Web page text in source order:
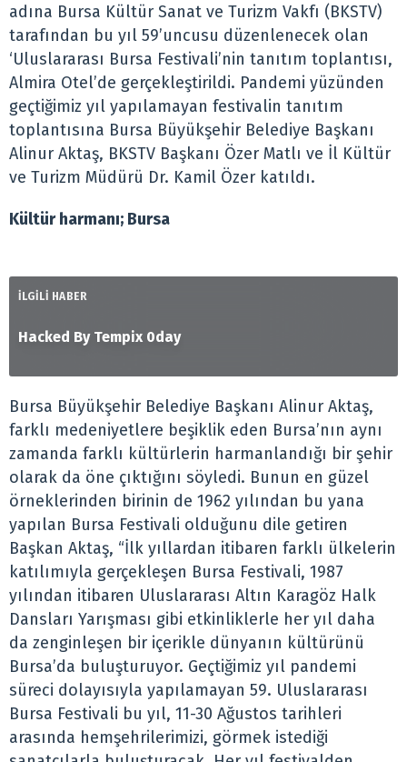
adına Bursa Kültür Sanat ve Turizm Vakfı (BKSTV)
tarafından bu yıl 59’uncusu düzenlenecek olan
‘Uluslararası Bursa Festivali’nin tanıtım toplantısı,
Almira Otel’de gerçekleştirildi. Pandemi yüzünden
geçtiğimiz yıl yapılamayan festivalin tanıtım
toplantısına Bursa Büyükşehir Belediye Başkanı
Alinur Aktaş, BKSTV Başkanı Özer Matlı ve İl Kültür
ve Turizm Müdürü Dr. Kamil Özer katıldı.
Kültür harmanı; Bursa
İLGİLİ HABER
Hacked By Tempix 0day
Bursa Büyükşehir Belediye Başkanı Alinur Aktaş,
farklı medeniyetlere beşiklik eden Bursa’nın aynı
zamanda farklı kültürlerin harmanlandığı bir şehir
olarak da öne çıktığını söyledi. Bunun en güzel
örneklerinden birinin de 1962 yılından bu yana
yapılan Bursa Festivali olduğunu dile getiren
Başkan Aktaş, “İlk yıllardan itibaren farklı ülkelerin
katılımıyla gerçekleşen Bursa Festivali, 1987
yılından itibaren Uluslararası Altın Karagöz Halk
Dansları Yarışması gibi etkinliklerle her yıl daha
da zenginleşen bir içerikle dünyanın kültürünü
Bursa’da buluşturuyor. Geçtiğimiz yıl pandemi
süreci dolayısıyla yapılamayan 59. Uluslararası
Bursa Festivali bu yıl, 11-30 Ağustos tarihleri
arasında hemşehrilerimizi, görmek istediği